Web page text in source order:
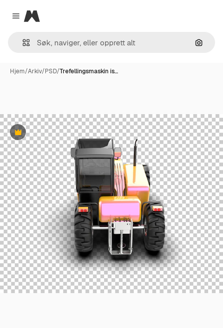
Close menu
Magnific
Søk
Hjem/Arkiv/PSD/Trefellingsmaskin is…
Premium